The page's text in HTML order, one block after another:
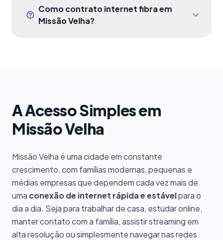
exata pelo WhatsApp.
proporcional e latência baixa, ideais para
videoconferências, sistemas em nuvem,
Como contrato internet fibra em
Missão Velha?
confirmação de viabilidade, agendamos a
instalação e informamos a condição para o
seu endereço.
A Acesso Simples em
Missão Velha
Missão Velha é uma cidade em constante
crescimento, com famílias modernas, pequenas e
médias empresas que dependem cada vez mais de
uma conexão de internet rápida e estávelpara o
dia a dia. Seja para trabalhar de casa, estudar online,
manter contato com a família, assistir streaming em
alta resolução ou simplesmente navegar nas redes